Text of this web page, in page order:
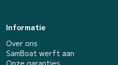
Informatie
Over ons
SamBoat werft aan